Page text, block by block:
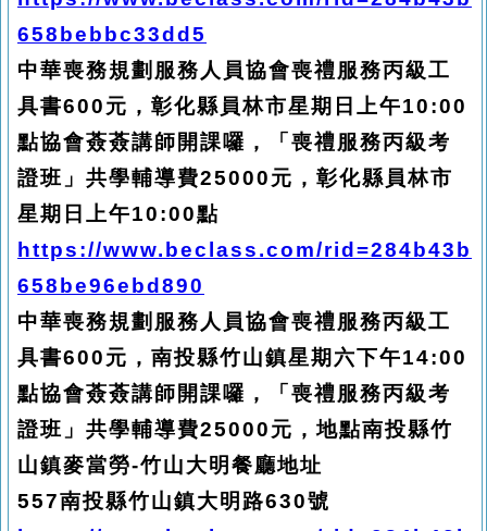
658bebbc33dd5
中華喪務規劃服務人員協會喪禮服務丙級工
具書600元，彰化縣員林市星期日上午10:00
點協會薟薟講師開課囉，「喪禮服務丙級考
證班」共學輔導費25000元，彰化縣員林市
星期日上午10:00點
https://www.beclass.com/rid=284b43b
658be96ebd890
中華喪務規劃服務人員協會喪禮服務丙級工
具書600元，南投縣竹山鎮星期六下午14:00
點協會薟薟講師開課囉，「喪禮服務丙級考
證班」共學輔導費25000元，地點南投縣竹
山鎮麥當勞-竹山大明餐廳地址
557南投縣竹山鎮大明路630號